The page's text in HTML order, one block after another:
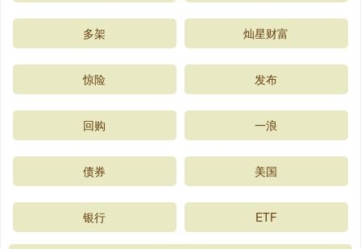
多架 灿星财富
惊险 发布
回购 一浪
债券 美国
银行 ETF